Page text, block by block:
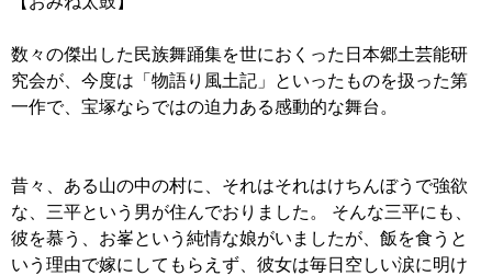
数々の傑出した民族舞踊集を世におくった日本郷土芸能研
究会が、今度は「物語り風土記」といったものを扱った第
一作で、宝塚ならではの迫力ある感動的な舞台。
昔々、ある山の中の村に、それはそれはけちんぼうで強欲
な、三平という男が住んでおりました。 そんな三平にも、
彼を慕う、お峯という純情な娘がいましたが、飯を食うと
いう理由で嫁にしてもらえず、彼女は毎日空しい涙に明け